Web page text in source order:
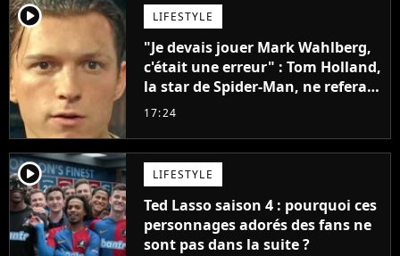
player2 LIFESTYLE
"Je devais jouer Mark Wahlberg,
c'était une erreur" : Tom Holland,
la star de Spider-Man, ne referait
pas ce blockbuster
17:24
player2 LIFESTYLE
Ted Lasso saison 4 : pourquoi ces
personnages adorés des fans ne
sont pas dans la suite ?